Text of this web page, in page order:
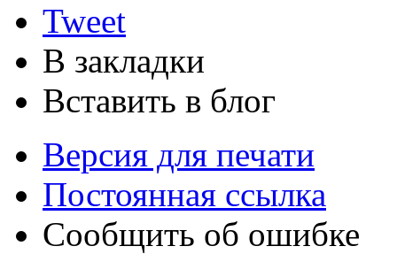
Tweet
В закладки
Вставить в блог
Версия для печати
Постоянная ссылка
Сообщить об ошибке